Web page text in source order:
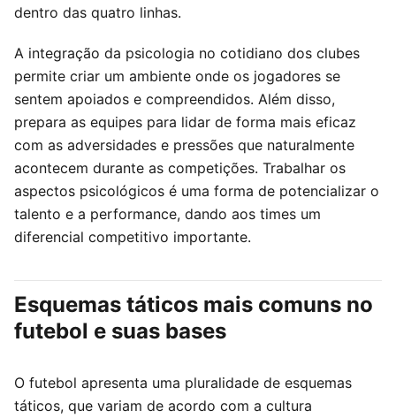
dentro das quatro linhas.
A integração da psicologia no cotidiano dos clubes
permite criar um ambiente onde os jogadores se
sentem apoiados e compreendidos. Além disso,
prepara as equipes para lidar de forma mais eficaz
com as adversidades e pressões que naturalmente
acontecem durante as competições. Trabalhar os
aspectos psicológicos é uma forma de potencializar o
talento e a performance, dando aos times um
diferencial competitivo importante.
Esquemas táticos mais comuns no
futebol e suas bases
O futebol apresenta uma pluralidade de esquemas
táticos, que variam de acordo com a cultura